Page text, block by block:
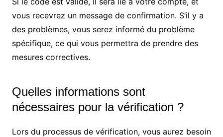
vous recevrez un message de confirmation. S’il y a
des problèmes, vous serez informé du problème
spécifique, ce qui vous permettra de prendre des
mesures correctives.
Quelles informations sont
nécessaires pour la vérification ?
Lors du processus de vérification, vous aurez besoin